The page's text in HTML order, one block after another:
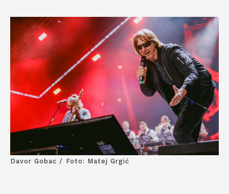
Davor Gobac / Foto: Matej Grgić